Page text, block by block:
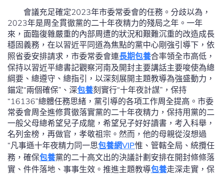
會議充足確定2023年市委常委會的任務。分歧以為，
2023年是周全貫徹黨的二十年夜精力的殘局之年。一年
來，面臨復雜嚴重的內部周遭的狀況和艱難沉重的改造成長
穩固義務，在以習近平同道為焦點的黨中心剛強引導下，依
照省委安排請求，市委常委會連長期包養合率領全市高低，
保持以習近平總書記觀察河南及開封主要講話主要唆使為總
綱要、總遵守、總指引，以深刻展開主題教導為強盛動力，
錨定“兩個確保”、深包養刻實行“十年夜計謀”，保持
“16136”總體任務思緒，黨引導的各項工作周全提高。市委
常委會周全進修貫徹落實黨的二十年夜精力，保持用黨的二
一般父母總希望兒子成龍，希望兒子好好讀書，考入科舉，
名列金榜，再做官，孝敬祖宗。然而，他的母親從沒想過
“凡事遜十年夜精力同一思包養網VIP惟、管轄全局、統攬任
務，確保包養黨的二十高文出的決議計劃安排在開封條條落
實、件件落地、事事生效。推進主題教導包養走深走實，保